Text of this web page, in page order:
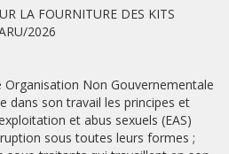
LA FOURNITURE DES KITS
2026
Organisation Non Gouvernementale
dans son travail les principes et
et abus sexuels (EAS)
sous toutes leurs formes ;